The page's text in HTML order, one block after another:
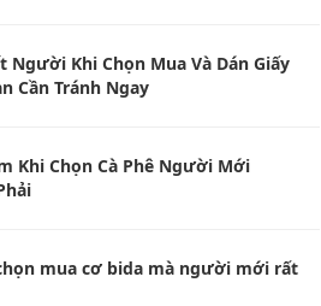
Người Khi Chọn Mua Và Dán Giấy
Cần Tránh Ngay
Khi Chọn Cà Phê Người Mới
mua cơ bida mà người mới rất